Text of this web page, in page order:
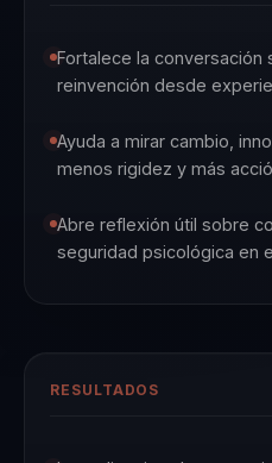
Fortalece la conversación
reinvención desde
Ayuda a mirar cambio,
menos rigidez y más
Abre reflexión útil sobre
seguridad psicológica en
RESULTADOS